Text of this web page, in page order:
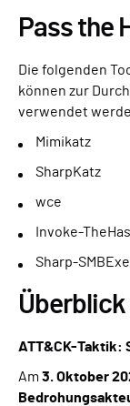
Pass the
Die folgenden
können zur
verwendet
Mimikatz
SharpKatz
wce
Invoke-
Sharp-
ATT&CK-Taktik:
Am 3. Oktober